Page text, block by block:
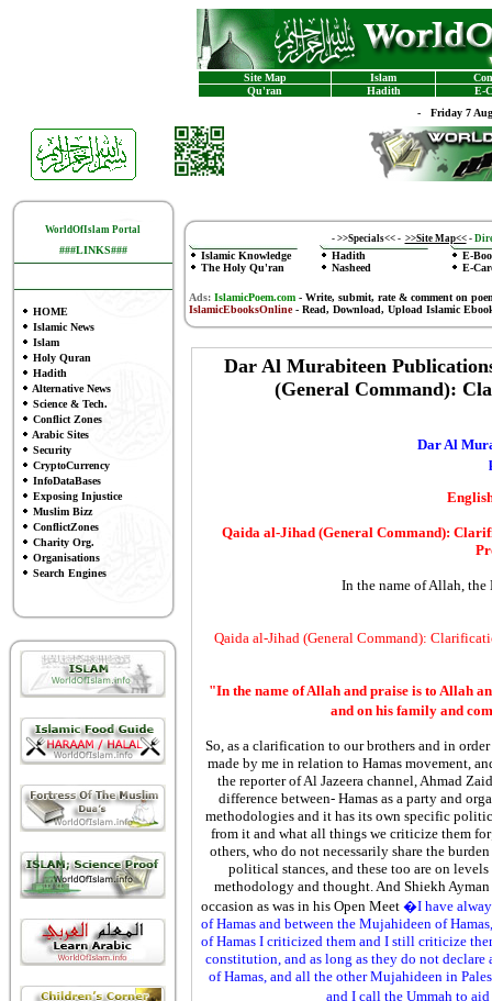
Site Map Islam
Qu'ran
Hadith
E-
- Friday 7
WorldOfIslam Portal
###LINKS###
HOME
Islamic News
Islam
Holy Quran
Hadith
Alternative News
Science & Tech.
Conflict Zones
Arabic Sites
Security
CryptoCurrency
InfoDataBases
Exposing Injustice
Muslim Bizz
ConflictZones
Charity Org.
Organisations
Search Engines
- >>Specials<<- >>Site Map<< -
Islamic Knowledge
The Holy Qu'ran
Hadith
Nasheed
E-
E-
Ads: IslamicPoem.com-Write, submit, rate & comment on
IslamicEbooksOnline- Read, Download, Upload Islamic
Dar Al Murabiteen
(General Command):
Dar Al
Qaida al-Jihad (General Command):
In the name of Allah,
Qaida al-Jihad (General Command):
"In the name of Allah and praise is to Allah
and on his family and
So, as a clarification to our brothers and in
made by me in relation to Hamas movement,
the reporter of Al Jazeera channel, Ahmad
difference between- Hamas as ‎a party and
methodologies and ‎it has its own specific
‎from it and what all things we criticize them
others, who do not necessarily share the
political stances, and these too are on
methodology and thought. And Shiekh
occasion as was in his ‎Open Meet �I have
of ‎Hamas and between the Mujahideen of
of Hamas I criticized them and I still criticize
constitution, and as long as they do not
of Hamas, and all the other ‎Mujahideen in
and I call ‎the Ummah to